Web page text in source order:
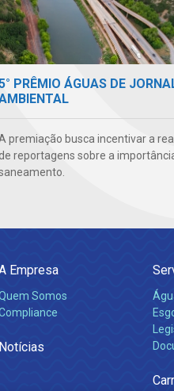
PRÊMIO ÁGUAS DE
premiação busca incentivar a
de reportagens sobre a
Empresa
Somos
Notícias